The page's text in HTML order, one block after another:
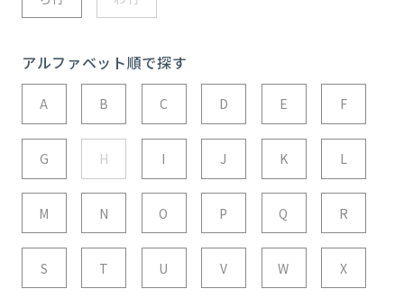
アルファベット順で探す
A B C D E F
G H I J K L
M N O P Q R
S T U V W X